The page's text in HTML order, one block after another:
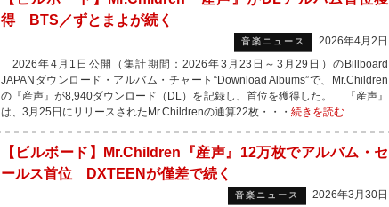
得 BTS／ずとまよが続く
音楽ニュース
2026年4月2日
2026年4月1日公開（集計期間：2026年3月23日～3月29日）のBillboard
JAPANダウンロード・アルバム・チャート“Download Albums”で、Mr.Children
の『産声』が8,940ダウンロード（DL）を記録し、首位を獲得した。 『産声』
は、3月25日にリリースされたMr.Childrenの通算22枚・・・ 続きを読む
【ビルボード】Mr.Children『産声』12万枚でアルバム・セ
ールス首位 DXTEENが僅差で続く
音楽ニュース
2026年3月30日